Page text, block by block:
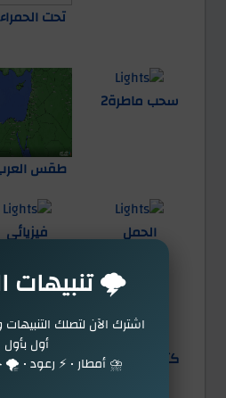
تحت الحمراء
سحب ماطرة2
طقس
الحمل فيزيائي
الضباب
كتل الهوائية2 الثلوج
🌩️
اشترك الآن لتصلك
أول بأول
⛈️ أمطار • ⚡ رعود • 🌪️